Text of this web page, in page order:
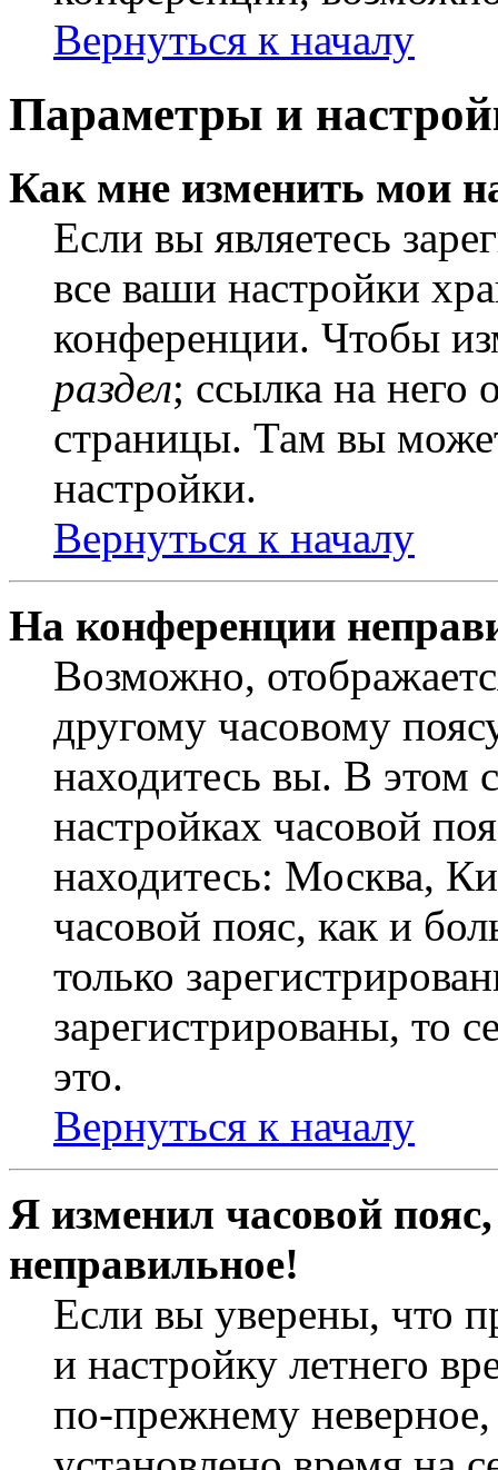
Вернуться к началу
Параметры и
Как мне изменить мои
Если вы являетесь
все ваши настройки
конференции. Чтобы
раздел; ссылка на него
страницы. Там вы
настройки.
Вернуться к началу
На конференции
Возможно,
другому часовому
находитесь вы. В этом
настройках часовой
находитесь: Москва,
часовой пояс, как и
только
зарегистрированы, то
это.
Вернуться к началу
Я изменил часовой
неправильное!
Если вы уверены, что
и настройку летнего
по-прежнему неверное,